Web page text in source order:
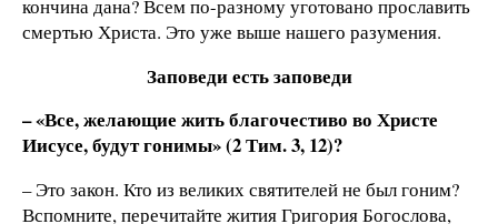
кончина дана? Всем по-разному уготовано прославить
смертью Христа. Это уже выше нашего разумения.
Заповеди есть заповеди
– «Все, желающие жить благочестиво во Христе
Иисусе, будут гонимы» (2 Тим. 3, 12)?
– Это закон. Кто из великих святителей не был гоним?
Вспомните, перечитайте жития Григория Богослова,